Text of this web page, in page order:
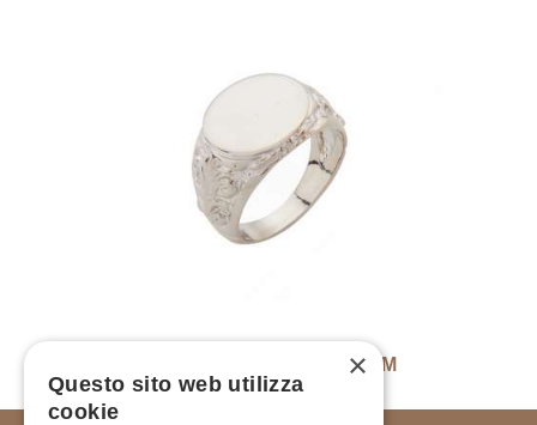
CHEVALIER FLORAL RING PALLADIUM
98.00
×
Questo sito web utilizza
cookie